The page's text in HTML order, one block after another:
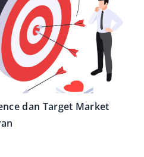
dan Target Market